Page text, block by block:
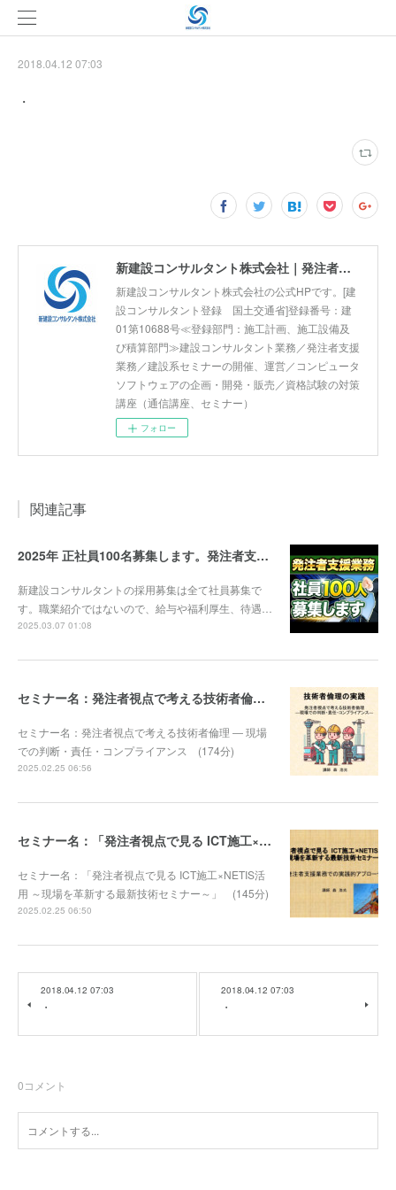
2018.04.12 07:03
・
新建設コンサルタント株式会社｜発注者支援業務 国土交通省 工事監督支援 河川巡視支援 積算技術 正社員募集
新建設コンサルタント株式会社の公式HPです。[建
設コンサルタント登録 国土交通省]登録番号：建
01第10688号≪登録部門：施工計画、施工設備及
び積算部門≫建設コンサルタント業務／発注者支援
業務／建設系セミナーの開催、運営／コンピュータ
ソフトウェアの企画・開発・販売／資格試験の対策
講座（通信講座、セミナー）
フォロー
関連記事
2025年 正社員100名募集します。発注者支援業務 求人 新建設コンサルタント株式会社
新建設コンサルタントの採用募集は全て社員募集で
す。職業紹介ではないので、給与や福利厚生、待遇…
2025.03.07 01:08
セミナー名：発注者視点で考える技術者倫理 ― 現場での判断・責任・コンプライアンス (174分)
セミナー名：発注者視点で考える技術者倫理 ― 現場
での判断・責任・コンプライアンス (174分)
2025.02.25 06:56
セミナー名：「発注者視点で見る ICT施工×NETIS活用 ～現場を革新する最新技術セミナー～」 (145分)
セミナー名：「発注者視点で見る ICT施工×NETIS活
用 ～現場を革新する最新技術セミナー～」 (145分)
2025.02.25 06:50
2018.04.12 07:03
・
2018.04.12 07:03
・
0コメント